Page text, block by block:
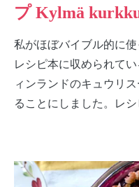
プ Kylmä
私がほぼバイブル的に
レシピ本に収められて
ィンランドのキュウリ
ることにしました。レ